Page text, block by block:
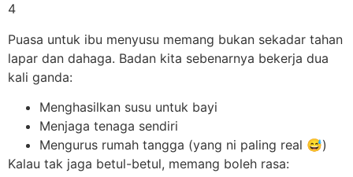
4
Puasa untuk ibu menyusu memang bukan sekadar tahan
lapar dan dahaga. Badan kita sebenarnya bekerja dua
kali ganda:
Menghasilkan susu untuk bayi
Menjaga tenaga sendiri
Mengurus rumah tangga (yang ni paling real 😅)
Kalau tak jaga betul-betul, memang boleh rasa: